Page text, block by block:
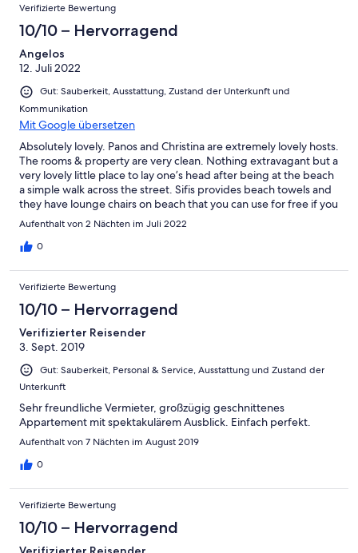
Verifizierte Bewertung
10/10 – Hervorragend
Angelos
12. Juli 2022
Gut: Sauberkeit, Ausstattung, Zustand der Unterkunft und
Kommunikation
Mit Google übersetzen
Absolutely lovely. Panos and Christina are extremely lovely hosts.
The rooms & property are very clean. Nothing extravagant but a
very lovely little place to lay one’s head after being at the beach
a simple walk across the street. Sifis provides beach towels and
they have lounge chairs on beach that you can use for free if you
tell the staff you are staying with Sifis. The easy to walk to
excellent recommendations. We came with our two kids (ages
restaurants- we had no worry letting them go off on their own.
We only just checked out of Sifis today and I am already hoping
to return next year. I will absolutely arrange to stay at Sifis.
Thanks!
Aufenthalt von 2 Nächten im Juli 2022
0
Verifizierte Bewertung
10/10 – Hervorragend
Verifizierter Reisender
3. Sept. 2019
Gut: Sauberkeit, Personal & Service, Ausstattung und Zustand der
Unterkunft
Sehr freundliche Vermieter, großzügig geschnittenes
Appartement mit spektakulärem Ausblick. Einfach perfekt.
Aufenthalt von 7 Nächten im August 2019
0
Verifizierte Bewertung
10/10 – Hervorragend